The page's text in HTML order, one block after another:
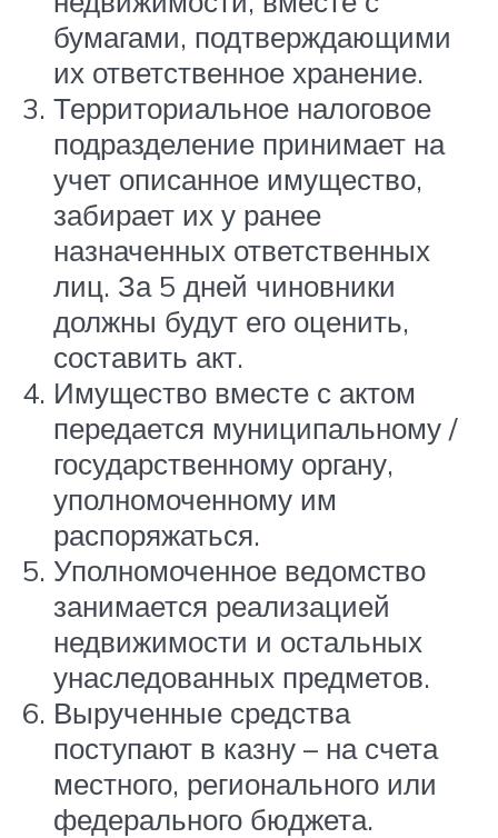
бумагами, подтверждающими
их ответственное хранение.
Территориальное налоговое
подразделение принимает на
учет описанное имущество,
забирает их у ранее
назначенных ответственных
лиц. За 5 дней чиновники
должны будут его оценить,
составить акт.
Имущество вместе с актом
передается муниципальному /
государственному органу,
уполномоченному им
распоряжаться.
Уполномоченное ведомство
занимается реализацией
недвижимости и остальных
унаследованных предметов.
Вырученные средства
поступают в казну – на счета
местного, регионального или
федерального бюджета.